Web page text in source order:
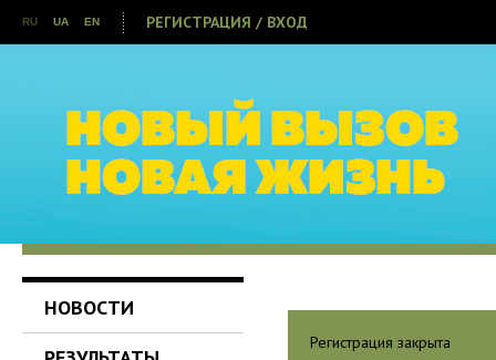
RU UA EN РЕГИСТРАЦИЯ / ВХОД
НОВОСТИ
Регистрация закрыта